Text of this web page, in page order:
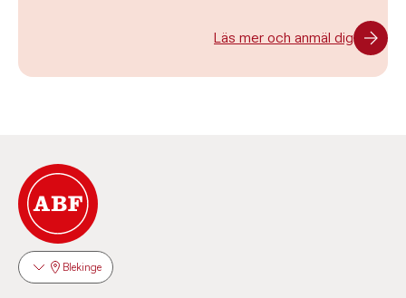
Läs mer och anmäl dig
Blekinge